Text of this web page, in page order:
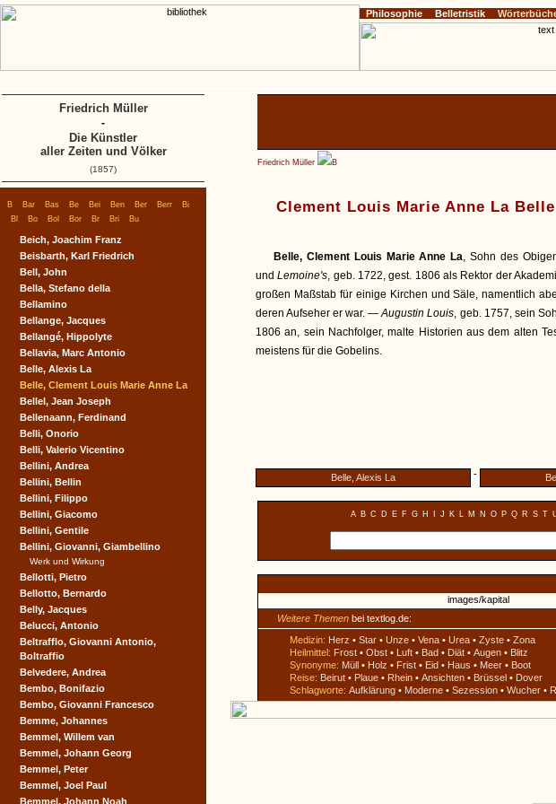
Friedrich Müller B
Clement Louis Marie Anne La Belle
Belle, Clement Louis Marie Anne La, Sohn des
undLemoine's, geb. 1722, gest. 1806 als Rektor der
großen Maßstab für einige Kirchen und Säle, namentlich
deren Aufseher er war. —Augustin Louis, geb. 1757, sein
1806 an, sein Nachfolger, malte Historien aus dem alten
meistens für die Gobelins.
Belle, Alexis La -
A B C D E F G H J K L M N O P Q R S T
Weitere Themen bei textlog.de:
Medizin: Herz • Star • Unze • Vena • Urea • Zyste • Zona
Heilmittel: Frost • Obst • Luft • Bad • Diät • Augen • Blitz
Synonyme: Müll • Holz • Frist • Eid • Haus • Meer • Boot
Reise: Beirut • Plaue • Rhein • Ansichten • Brüssel • Dover
Schlagworte: Aufklärung • Moderne • Sezession • Wucher •
B Bar Bas Be Bei Ben Ber Berr Bi
Bl Bo Bol Bor Br Bri Bu
Beich, Joachim Franz
Beisbarth, Karl Friedrich
Bell, John
Bella, Stefano della
Bellamino
Bellange, Jacques
Bellangé, Hippolyte
Bellavia, Marc Antonio
Belle, Alexis La
Belle, Clement Louis Marie Anne La
Bellel, Jean Joseph
Bellenaann, Ferdinand
Belli, Onorio
Belli, Valerio Vicentino
Bellini, Andrea
Bellini, Bellin
Bellini, Filippo
Bellini, Giacomo
Bellini, Gentile
Bellini, Giovanni, Giambellino
Werk und Wirkung
Bellotti, Pietro
Bellotto, Bernardo
Belly, Jacques
Belucci, Antonio
Beltrafflo, Giovanni Antonio,
Boltraffio
Belvedere, Andrea
Bembo, Bonifazio
Bembo, Giovanni Francesco
Bemme, Johannes
Bemmel, Willem van
Bemmel, Johann Georg
Bemmel, Peter
Bemmel, Joel Paul
Bemmel, Johann Noah
Philosophie Belletristik
Friedrich Müller
-
Die Künstler
aller Zeiten und Völker
(1857)